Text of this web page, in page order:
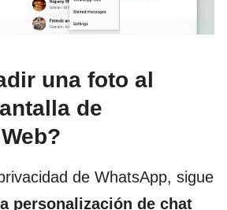
una foto al
de
de WhatsApp, sigue
personalización de chat